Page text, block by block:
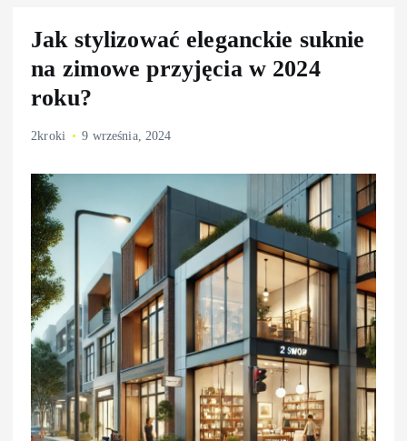
Jak stylizować eleganckie suknie
na zimowe przyjęcia w 2024
roku?
2kroki 9 września, 2024